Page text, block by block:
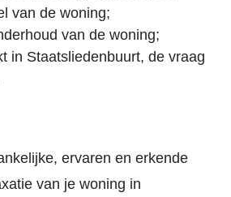
van de woning;
van de woning;
in Staatsliedenbuurt, de vraag
ervaren en erkende
van je woning in